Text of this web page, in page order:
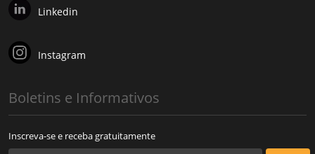
Linkedin
Instagram
Boletins e Informativos
Inscreva-se e receba gratuitamente